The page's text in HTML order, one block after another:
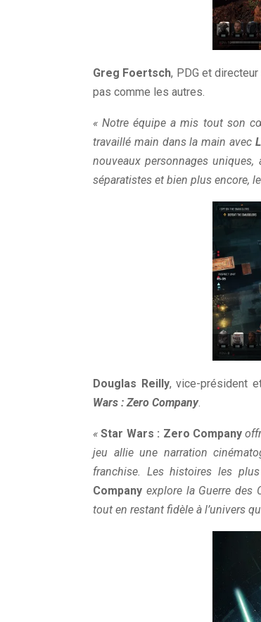
Greg Foertsch, PDG et
pas comme les autres.
« Notre équipe a mis tout son
travaillé main dans la main avec
nouveaux personnages
séparatistes et bien plus encore,
Douglas Reilly, vice-président
Wars : Zero Company.
«Star Wars : Zero Company
jeu allie une narration
franchise. Les histoires les
Company explore la Guerre des
tout en restant fidèle à l’univers